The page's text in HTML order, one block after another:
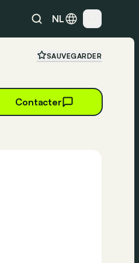
NL
SAUVEGARDER
Contacter